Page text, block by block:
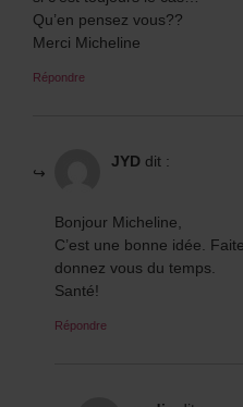
Qu’en pensez vous??
Merci Micheline
Répondre
JYD dit :
Bonjour Micheline,
C’est une bonne idée.
donnez vous du temps.
Santé!
Répondre